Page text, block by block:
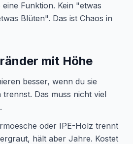
eine Funktion. Kein "etwas
Blüten". Das ist Chaos in
mit Höhe
besser, wenn du sie
trennst. Das muss nicht viel
oder IPE-Holz trennt
hält aber Jahre. Kostet